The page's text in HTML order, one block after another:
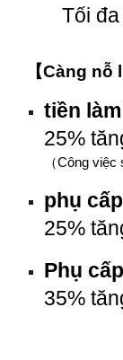
Tối
【Càng nỗ
tiền
25%
（Công việc
phụ
25%
Phụ
35%